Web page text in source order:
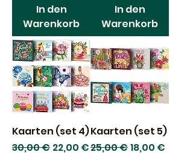
In den
Warenkorb
In den
Warenkorb
Kaarten (set 4)
Standardpreis
30,00 € Sale-Preis
22,00 €
Kaarten (set 5)
Standardpreis
25,00 €Sale-Preis
18,00 €